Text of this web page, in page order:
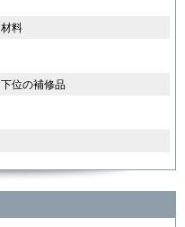
材料
下位の補修品